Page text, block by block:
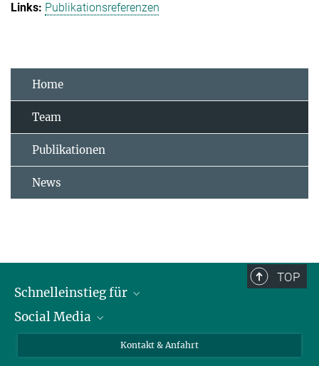
Publikationsreferenzen
Home
Team
Publikationen
News
TOP
Schnelleinstieg für
Journalist*innen
Social Media
Kontakt & Anfahrt